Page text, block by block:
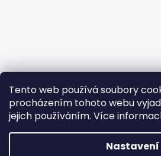
Tento web používá soubory
procházením tohoto webu
jejich používáním. Více
Nastavení
Buďte členem FB skupiny